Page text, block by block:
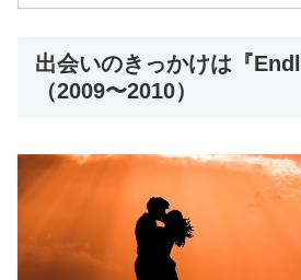
出会いのきっかけは『
（2009〜2010）